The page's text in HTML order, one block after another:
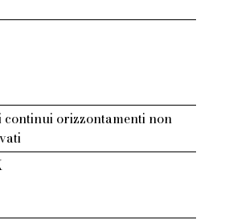
continui orizzontamenti non